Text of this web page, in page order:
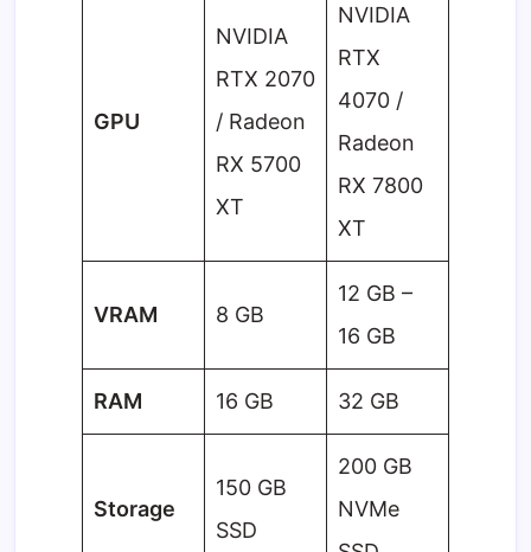
GPU
NVIDIA
RTX 2070
/ Radeon
RX 5700
XT
NVIDIA
RTX
4070 /
Radeon
RX 7800
XT
VRAM 8 GB
12 GB –
16 GB
RAM 16 GB 32 GB
Storage
150 GB
SSD
200 GB
NVMe